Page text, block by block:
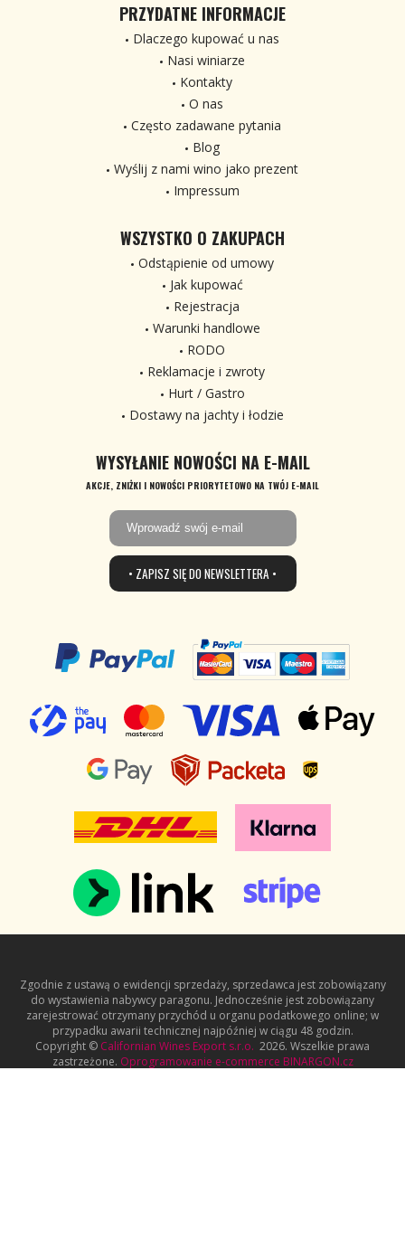
PRZYDATNE INFORMACJE
Dlaczego kupować u nas
Nasi winiarze
Kontakty
O nas
Często zadawane pytania
Blog
Wyślij z nami wino jako prezent
Impressum
WSZYSTKO O ZAKUPACH
Odstąpienie od umowy
Jak kupować
Rejestracja
Warunki handlowe
RODO
Reklamacje i zwroty
Hurt / Gastro
Dostawy na jachty i łodzie
WYSYŁANIE NOWOŚCI NA E-MAIL
AKCJE, ZNIŻKI I NOWOŚCI PRIORYTETOWO NA TWÓJ E-MAIL
• ZAPISZ SIĘ DO NEWSLETTERA •
Zgodnie z ustawą o ewidencji sprzedaży, sprzedawca jest zobowiązany
do wystawienia nabywcy paragonu. Jednocześnie jest zobowiązany
zarejestrować otrzymany przychód u organu podatkowego online; w
przypadku awarii technicznej najpóźniej w ciągu 48 godzin.
Copyright © Californian Wines Export s.r.o. 2026. Wszelkie prawa
zastrzeżone. Oprogramowanie e-commerce BINARGON.cz